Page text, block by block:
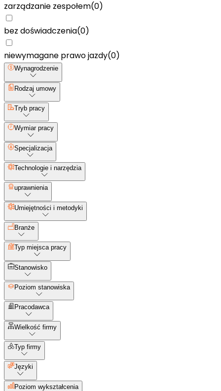
zarządzanie zespołem(0)
bez doświadczenia(0)
niewymagane prawo jazdy(0)
Wynagrodzenie
Rodzaj umowy
Tryb pracy
Wymiar pracy
Specjalizacja
Technologie i narzędzia
uprawnienia
Umiejętności i metodyki
Branże
Typ miejsca pracy
Stanowisko
Poziom stanowiska
Pracodawca
Wielkość firmy
Typ firmy
Języki
Poziom wykształcenia